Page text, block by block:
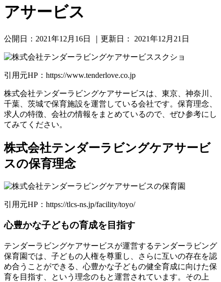
アサービス
公開日： 2021年12月16日 ｜更新日： 2021年12月21日
引用元HP：https://www.tenderlove.co.jp
株式会社テンダーラビングケアサービスは、東京、神奈川、
千葉、茨城で保育施設を運営している会社です。保育理念、
求人の特徴、会社の情報をまとめているので、ぜひ参考にし
てみてください。
株式会社テンダーラビングケアサービ
スの保育理念
引用元HP：https://tlcs-ns.jp/facility/toyo/
心豊かな子どもの育成を目指す
テンダーラビングケアサービスが運営するテンダーラビング
保育園では、 子どもの人権を尊重し、さらに互いの存在を認
め合うことができる、心豊かな子どもの健全育成に向けた保
育を目指す 、という理念のもと運営されています。その上